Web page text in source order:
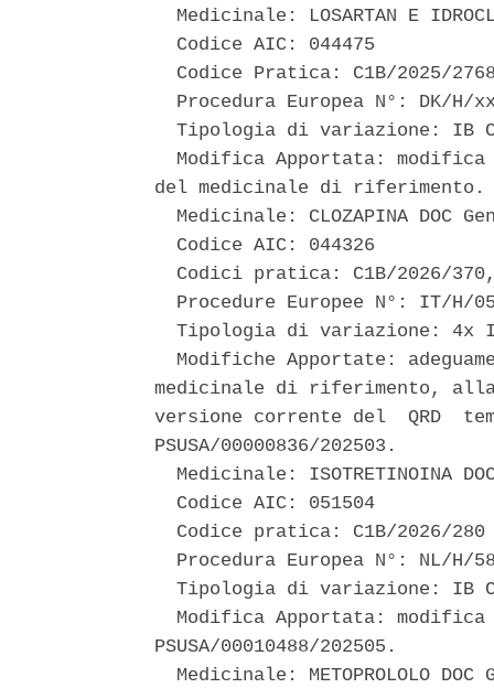
Medicinale: LOSARTAN E
  Codice AIC: 044475
Codice Pratica: C1B/2025/
Procedura Europea N°: DK/H/
Tipologia di variazione: IB
Modifica Apportata:
del medicinale di
Medicinale: CLOZAPINA DOC
  Codice AIC: 044326
Codici pratica: C1B/2026/
Procedure Europee N°: IT/H/
Tipologia di variazione: 4x
Modifiche Apportate:
medicinale di riferimento,
versione corrente del  QRD
PSUSA/00000836/202503.
Medicinale: ISOTRETINOINA
  Codice AIC: 051504
Codice pratica: C1B/2026/
Procedura Europea N°: NL/H/
Tipologia di variazione: IB
Modifica Apportata:
PSUSA/00010488/202505.
Medicinale: METOPROLOLO DOC